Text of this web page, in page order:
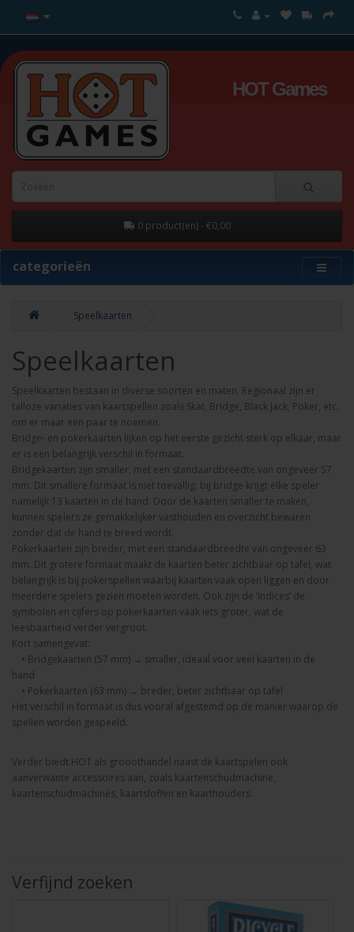
HOT Games
0 product(en) - €0,00
categorieën
Speelkaarten
Speelkaarten
Speelkaarten bestaan in diverse soorten en maten. Regionaal zijn er
talloze variaties van kaartspellen zoals Skat, Bridge, Black Jack, Poker, etc.
om er maar een paar te noemen.
Bridge- en pokerkaarten lijken op het eerste gezicht sterk op elkaar, maar
er is een belangrijk verschil in formaat.
Bridgekaarten zijn smaller, met een standaardbreedte van ongeveer 57
mm. Dit smallere formaat is niet toevallig: bij bridge krijgt elke speler
namelijk 13 kaarten in de hand. Door de kaarten smaller te maken,
kunnen spelers ze gemakkelijker vasthouden en overzicht bewaren
zonder dat de hand te breed wordt.
Pokerkaarten zijn breder, met een standaardbreedte van ongeveer 63
mm. Dit grotere formaat maakt de kaarten beter zichtbaar op tafel, wat
belangrijk is bij pokerspellen waarbij kaarten vaak open liggen en door
meerdere spelers gezien moeten worden. Ook zijn de ‘indices’ de
symbolen en cijfers op pokerkaarten vaak iets groter, wat de
leesbaarheid verder vergroot.
Kort samengevat:
• Bridgekaarten (57 mm) → smaller, ideaal voor veel kaarten in de
hand
• Pokerkaarten (63 mm) → breder, beter zichtbaar op tafel
Het verschil in formaat is dus vooral afgestemd op de manier waarop de
spellen worden gespeeld.
Verder biedt HOT als grooothandel naast de kaartspelen ook
aanverwante accessoires aan, zoals kaartenschudmachine,
kaartenschudmachines, kaartsloffen en kaarthouders.
Verfijnd zoeken